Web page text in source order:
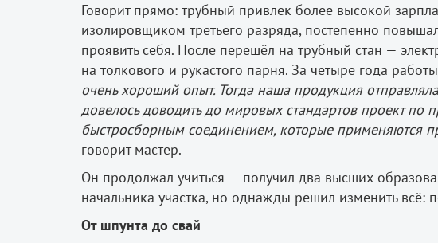
Говорит прямо: трубный привлёк более высокой
изолировщиком третьего разряда, постепенно
проявить себя. После перешёл на трубный стан —
на толкового и рукастого парня. За четыре года
очень хороший опыт. Тогда наша продукция
довелось доводить до мировых стандартов проект по
быстросборным соединением, которые применяются
говорит мастер.
Он продолжал учиться — получил два высших
начальника участка, но однажды решил изменить всё:
От шпунта до свай